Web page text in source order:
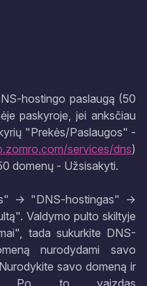
hostingo paslaugą (50
paskyroje, jei anksčiau
"Prekės/Paslaugos" -
services/dns)
domenų - Užsisakyti.
-> "DNS-hostingas" ->
Valdymo pulto skiltyje
tada sukurkite DNS-
nurodydami savo
savo domeną ir
Po to vaizdas